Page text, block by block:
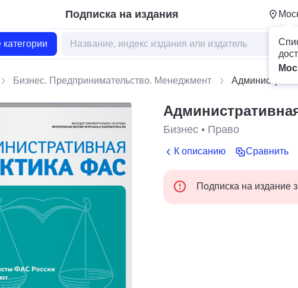
Подписка на издания
категории
Бизнес. Предпринимательство. Менеджмент
Бизнес • Право
К описанию Сравнить
Подписка на издание